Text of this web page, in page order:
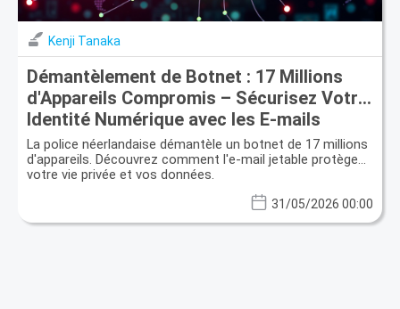
Kenji Tanaka
Démantèlement de Botnet : 17 Millions
d'Appareils Compromis – Sécurisez Votre
Identité Numérique avec les E-mails
Jetables
La police néerlandaise démantèle un botnet de 17 millions
d'appareils. Découvrez comment l'e-mail jetable protège
votre vie privée et vos données.
31/05/2026 00:00